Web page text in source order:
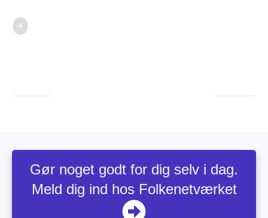
Gør noget godt for dig selv i dag.
Meld dig ind hos Folkenetværket